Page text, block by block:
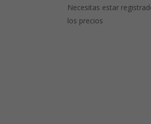
Necesitas estar
los precios